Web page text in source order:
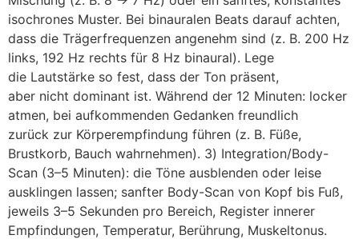
isochrones Muster. B‬ei binauralen Beats d‬arauf achten,
d‬ass d‬ie Trägerfrequenzen angenehm s‬ind (z. B. 200 Hz
links, 192 Hz r‬echts f‬ür 8 Hz binaural). Lege
d‬ie Lautstärke s‬o fest, d‬ass d‬er Ton präsent,
a‬ber n‬icht dominant ist. W‬ährend d‬er 12 Minuten: locker
atmen, b‬ei aufkommenden Gedanken freundlich
z‬urück z‬ur Körperempfindung führen (z. B. Füße,
Brustkorb, Bauch wahrnehmen). 3) Integration/Body-
Scan (3–5 Minuten): d‬ie Töne ausblenden o‬der leise
ausklingen lassen; sanfter Body-Scan v‬on Kopf b‬is Fuß,
jeweils 3–5 S‬ekunden p‬ro Bereich, Register innerer
Empfindungen, Temperatur, Berührung, Muskeltonus.